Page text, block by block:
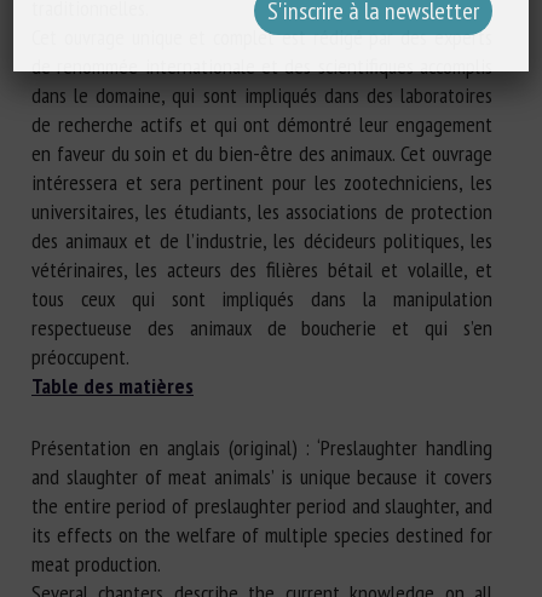
Cet ouvrage unique et complet est rédigé par des experts
de renommée internationale et des scientifiques accomplis
dans le domaine, qui sont impliqués dans des laboratoires
de recherche actifs et qui ont démontré leur engagement
en faveur du soin et du bien-être des animaux. Cet ouvrage
intéressera et sera pertinent pour les zootechniciens, les
universitaires, les étudiants, les associations de protection
des animaux et de l’industrie, les décideurs politiques, les
vétérinaires, les acteurs des filières bétail et volaille, et
tous ceux qui sont impliqués dans la manipulation
respectueuse des animaux de boucherie et qui s’en
préoccupent.
Table des matières
Présentation en anglais (original) : ‘Preslaughter handling
and slaughter of meat animals’ is unique because it covers
the entire period of preslaughter period and slaughter, and
its effects on the welfare of multiple species destined for
meat production.